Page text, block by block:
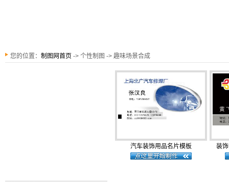
您的位置： 制图网首页 -> 个性制图 -> 趣味场景合成
汽车装饰用品名片模板 装